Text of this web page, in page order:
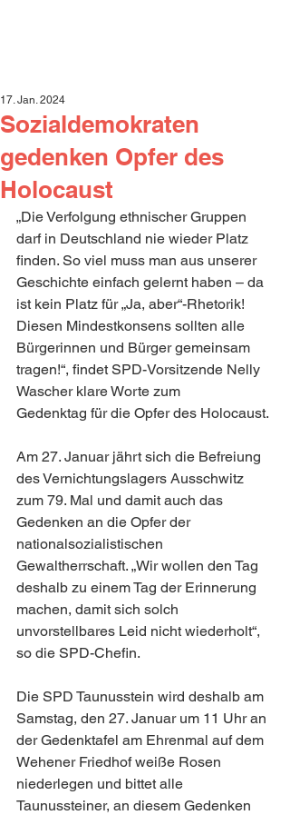
Sozialdemokraten
gedenken Opfer des
Holocaust
17. Jan. 2024
„Die Verfolgung ethnischer Gruppen
darf in Deutschland nie wieder Platz
finden. So viel muss man aus unserer
Geschichte einfach gelernt haben – da
ist kein Platz für „Ja, aber“-Rhetorik!
Diesen Mindestkonsens sollten alle
Bürgerinnen und Bürger gemeinsam
tragen!“, findet SPD-Vorsitzende Nelly
Wascher klare Worte zum
Gedenktag für die Opfer des Holocaust.
Am 27. Januar jährt sich die Befreiung
des Vernichtungslagers Ausschwitz
zum 79. Mal und damit auch das
Gedenken an die Opfer der
nationalsozialistischen
Gewaltherrschaft. „Wir wollen den Tag
deshalb zu einem Tag der Erinnerung
machen, damit sich solch
unvorstellbares Leid nicht wiederholt“,
so die SPD-Chefin.
Die SPD Taunusstein wird deshalb am
Samstag, den 27. Januar um 11 Uhr an
der Gedenktafel am Ehrenmal auf dem
Wehener Friedhof weiße Rosen
niederlegen und bittet alle
Taunussteiner, an diesem Gedenken